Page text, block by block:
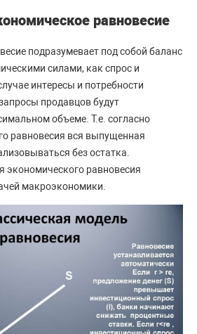
равновесие
подразумевает под собой баланс
силами, как спрос и
интересы и потребности
продавцов будут
объеме. Т.е. согласно
равновесия вся выпущенная
без остатка.
экономического равновесия
макроэкономики.